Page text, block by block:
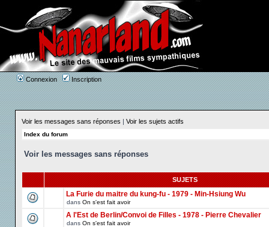
Connexion Inscription
Voir les messages sans réponses | Voir les sujets actifs
Index du forum
Voir les messages sans réponses
SUJETS
La Furie du maitre du kung-fu - 1979 - Min-Hsiung Wu
dans On s'est fait avoir
A l'Est de Berlin/Convoi de Filles - 1978 - Pierre Chevalier
dans On s'est fait avoir